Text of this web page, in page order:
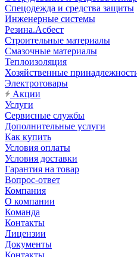
Спецодежда и средства защиты
Инженерные системы
Резина.Асбест
Строительные материалы
Смазочные материалы
Теплоизоляция
Хозяйственные
Электротовары
Акции
Услуги
Сервисные службы
Дополнительные услуги
Как купить
Условия оплаты
Условия доставки
Гарантия на товар
Вопрос-ответ
Компания
О компании
Команда
Контакты
Лицензии
Документы
Контакты